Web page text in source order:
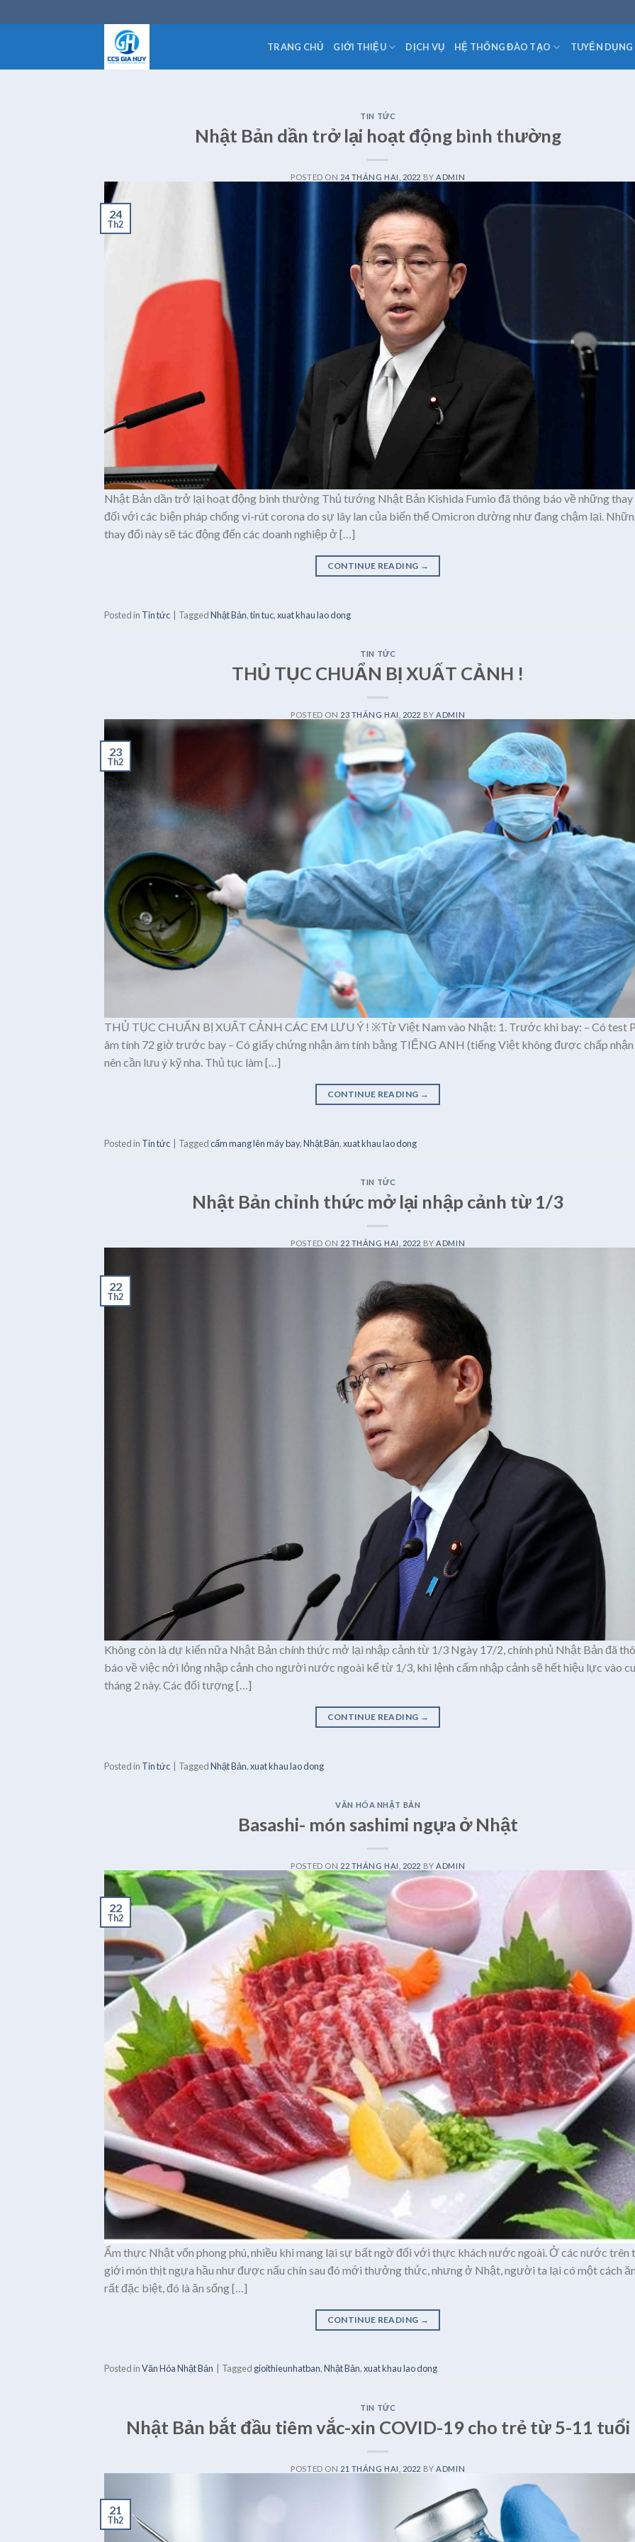
to
TRANG CHỦ GIỚI THIỆU DỊCH VỤ HỆ THỐNG ĐÀO TẠO TUYỂN DỤNG
TIN TỨC
Nhật Bản dần trở lại hoạt động bình thường
POSTED ON 24 THÁNG HAI, 2022 BY ADMIN
24
Th2
Nhật Bản dần trở lại hoạt động bình thường Thủ tướng Nhật Bản Kishida Fumio đã thông báo về những
đối với các biện pháp chống vi-rút corona do sự lây lan của biến thể Omicron dường như đang chậm lại.
thay đổi này sẽ tác động đến các doanh nghiệp ở […]
CONTINUE READING →
Posted in Tin tức TaggedNhật Bản,tin tuc,xuat khau lao dong
TIN TỨC
THỦ TỤC CHUẨN BỊ XUẤT CẢNH !
POSTED ON 23 THÁNG HAI, 2022 BYADMIN
23
Th2
THỦ TỤC CHUẨN BỊ XUẤT CẢNH CÁC EM LƯU Ý ! ※Từ Việt Nam vào Nhật: 1. Trước khi bay: – Có test
âm tính 72 giờ trước bay – Có giấy chứng nhận âm tính bằng TIẾNG ANH (tiếng Việt không được chấp nhận
nên cần lưu ý kỹ nha. Thủ tục làm […]
CONTINUE READING →
Posted in Tin tức Taggedcấm mang lên máy bay,Nhật Bản,xuat khau lao dong
TIN TỨC
Nhật Bản chỉnh thức mở lại nhập cảnh từ 1/3
POSTED ON 22 THÁNG HAI, 2022 BYADMIN
22
Th2
Không còn là dự kiến nữa Nhật Bản chính thức mở lại nhập cảnh từ 1/3 Ngày 17/2, chính phủ Nhật Bản đã
báo về việc nới lỏng nhập cảnh cho người nước ngoài kể từ 1/3, khi lệnh cấm nhập cảnh sẽ hết hiệu lực vào
tháng 2 này. Các đối tượng […]
CONTINUE READING →
Posted in Tin tức TaggedNhật Bản,xuat khau lao dong
VĂN HÓA NHẬT BẢN
Basashi- món sashimi ngựa ở Nhật
POSTED ON 22 THÁNG HAI, 2022 BYADMIN
22
Th2
Ẩm thực Nhật vốn phong phú, nhiều khi mang lại sự bất ngờ đối với thực khách nước ngoài. Ở các nước trên
giới món thịt ngựa hầu như được nấu chín sau đó mới thưởng thức, nhưng ở Nhật, người ta lại có một cách
rất đặc biệt, đó là ăn sống […]
CONTINUE READING →
Posted inVăn Hóa Nhật Bản Tagged gioithieunhatban,Nhật Bản,xuat khau lao dong
TIN TỨC
Nhật Bản bắt đầu tiêm vắc-xin COVID-19 cho trẻ từ 5-11 tuổi
POSTED ON 21 THÁNG HAI, 2022 BYADMIN
21
Th2